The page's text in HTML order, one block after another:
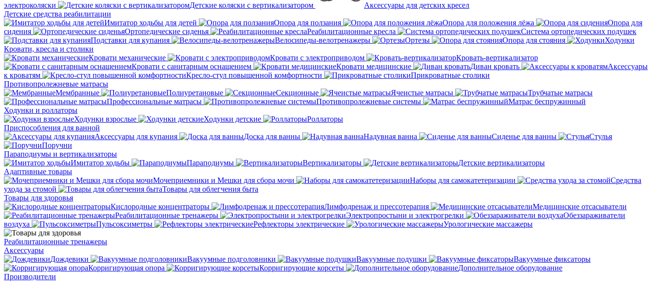
электроколяски Детские коляски с вертикализатором
Аксессуары для детских кресел
Детские средства реабилитации
Имитатор ходьбы для детей
Опора для ползания Опора для положения лёжа
Опора для
сидения
Ортопедические сиденья Реабилитационные кресла
Система ортопедических подушек
Подставки для купания
Велосипеды-велотренажеры Ортезы Опора для стояния
Ходунки
Кровати, кресла и столики
Кровати механические
Кровати с электроприводом
Кровать-вертикализатор
Кровати с санитарным оснащением
Кровати медицинские Диван кровать
Аксессуары
к кроватям
Кресло-стул повышенной комфортности
Прикроватные столики
Противопролежневые матрасы
Мембранные
Полиуретановые Секционные Ячеистые матрасы
Трубчатые матрасы
Профессиональные матрасы
Противопролежневые системы
Матрас беспружинный
Ходунки и роллаторы
Ходунки взрослые
Ходунки детские
Роллаторы
Приспособления для ванной
Аксессуары для купания
Доска для ванны Надувная ванна Сиденье для ванны
Стулья
Поручни
Параподиумы и вертикализаторы
Имитатор ходьбы
Параподиумы Вертикализаторы
Детские вертикализаторы
Адаптивные товары
Мочеприемники и Мешки для сбора мочи
Наборы для самокатетеризации
Средства
ухода за стомой
Товары для облегчения быта
Товары для здоровья
Кислородные концентраторы
Лимфодренаж и прессотерапия
Медицинские отсасыватели
Реабилитационные тренажеры
Электропростыни и электрогрелки
Обеззараживатели
воздуха
Пульсоксиметры Рефлекторы электрические Урологические массажеры
Реабилитационные тренажеры
Аксессуары
Дождевики
Вакуумные подголовники Вакуумные подушки
Вакуумные фиксаторы
Корригирующая опора
Корригирующие корсеты
Дополнительное оборудование
Производители